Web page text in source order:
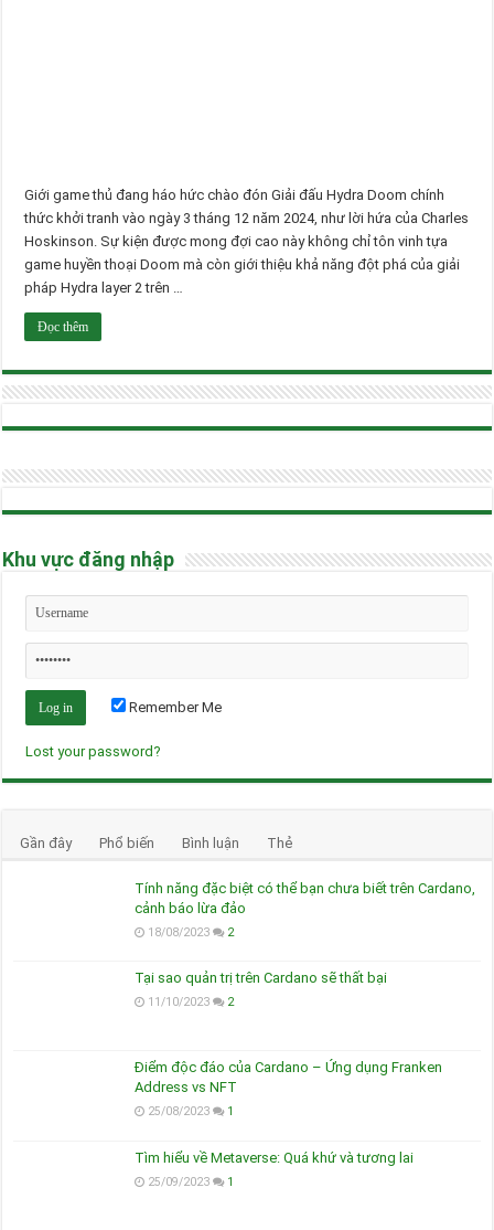
Giới game thủ đang háo hức chào đón Giải đấu Hydra Doom chính
thức khởi tranh vào ngày 3 tháng 12 năm 2024, như lời hứa của Charles
Hoskinson. Sự kiện được mong đợi cao này không chỉ tôn vinh tựa
game huyền thoại Doom mà còn giới thiệu khả năng đột phá của giải
pháp Hydra layer 2 trên …
Đọc thêm
Khu vực đăng nhập
Remember Me
Lost your password?
Gần đây Phổ biến Bình luận Thẻ
Tính năng đặc biệt có thể bạn chưa biết trên Cardano,
cảnh báo lừa đảo
18/08/2023 2
Tại sao quản trị trên Cardano sẽ thất bại
11/10/2023 2
Điểm độc đáo của Cardano – Ứng dụng Franken
Address vs NFT
25/08/2023 1
Tìm hiểu về Metaverse: Quá khứ và tương lai
25/09/2023 1